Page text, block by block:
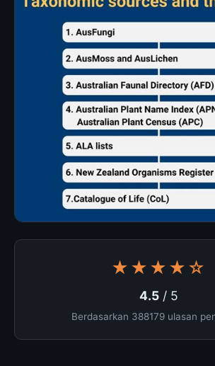
★★★★☆
4.5/ 5
Berdasarkan 388179 ulasan